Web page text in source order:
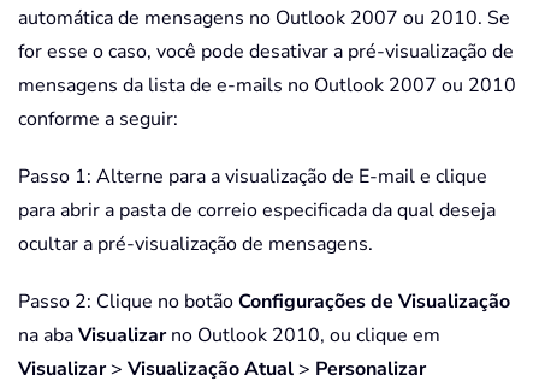
automática de mensagens no Outlook 2007 ou 2010. Se
for esse o caso, você pode desativar a pré-visualização de
mensagens da lista de e-mails no Outlook 2007 ou 2010
conforme a seguir:
Passo 1: Alterne para a visualização de E-mail e clique
para abrir a pasta de correio especificada da qual deseja
ocultar a pré-visualização de mensagens.
Passo 2: Clique no botãoConfigurações de Visualização
na abaVisualizarno Outlook 2010, ou clique em
Visualizar> Visualização Atual > Personalizar